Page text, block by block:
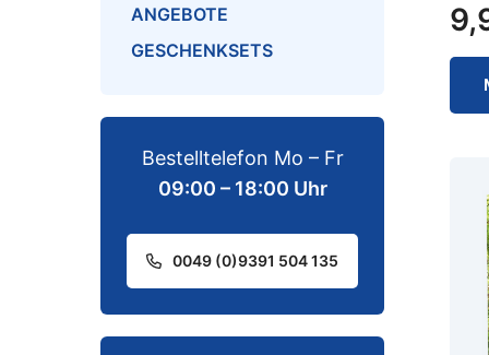
ANGEBOTE
GESCHENKSETS
Bestelltelefon Mo – Fr
09:00 – 18:00 Uhr
0049 (0)9391 504 135